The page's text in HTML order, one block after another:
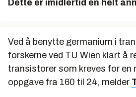
Dette er imidlertid en helt
Ved å benytte germanium i
forskerne ved TU Wien klart å
transistorer som kreves for en
oppgave fra 160 til 24, melder